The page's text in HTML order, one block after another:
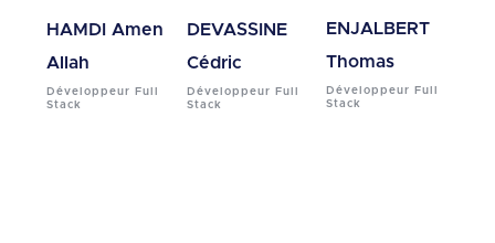
HAMDI Amen
Allah
Développeur Full
Stack
DEVASSINE
Cédric
Développeur Full
Stack
ENJALBERT
Thomas
Développeur Full
Stack